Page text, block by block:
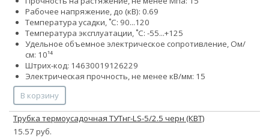
Рабочее напряжение, до (кВ): 0.69
Температура усадки, ˚С: 90...120
Температура эксплуатации, ˚С: -55...+125
Удельное объемное электрическое сопротивление, Ом/
см: 10¹⁴
Штрих-код: 14630019126229
Электрическая прочность, не менее кВ/мм: 15
В корзину
Трубка термоусадочная ТУТнг-LS-5/2.5 черн (КВТ)
15.57 руб.